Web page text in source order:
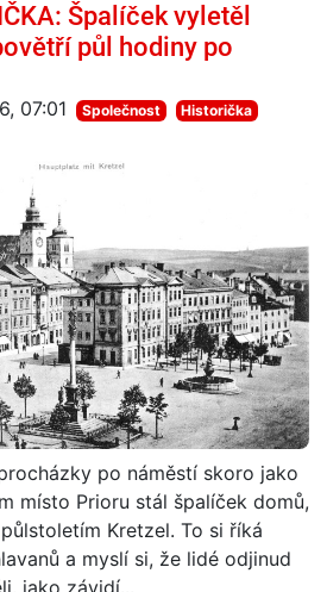
Špalíček vyletěl
půl hodiny po
07:01 Společnost
Historička
po náměstí skoro jako
místo Prioru stál špalíček domů,
Kretzel. To si říká
a myslí si, že lidé odjinud
jako závidí...